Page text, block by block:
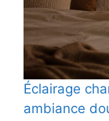
Éclairage
ambiance